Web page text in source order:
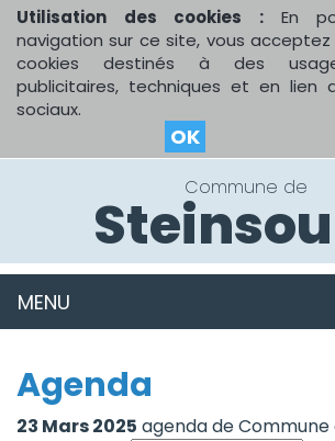
Utilisation des cookies : En
navigation sur ce site, vous
cookies destinés à des
publicitaires, techniques et en lien
sociaux.
OK
Commune de
MENU
Agenda
23 Mars 2025 agenda de Commune